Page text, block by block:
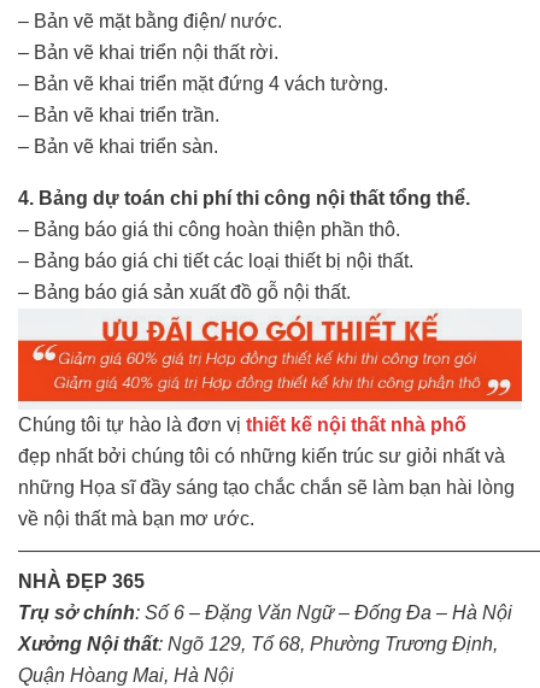
– Bản vẽ mặt bằng điện/ nước.
– Bản vẽ khai triển nội thất rời.
– Bản vẽ khai triển mặt đứng 4 vách tường.
– Bản vẽ khai triển trần.
– Bản vẽ khai triển sàn.
4. Bảng dự toán chi phí thi công nội thất tổng thể.
– Bảng báo giá thi công hoàn thiện phần thô.
– Bảng báo giá chi tiết các loại thiết bị nội thất.
– Bảng báo giá sản xuất đồ gỗ nội thất.
Chúng tôi tự hào là đơn vị thiết kế nội thất nhà phố
đẹp nhất bởi chúng tôi có những kiến trúc sư giỏi nhất và
những Họa sĩ đầy sáng tạo chắc chắn sẽ làm bạn hài lòng
về nội thất mà bạn mơ ước.
NHÀ ĐẸP 365
Trụ sở chính: Số 6 – Đặng Văn Ngữ – Đống Đa – Hà Nội
Xưởng Nội thất: Ngõ 129, Tổ 68, Phường Trương Định,
Quận Hòang Mai, Hà Nội